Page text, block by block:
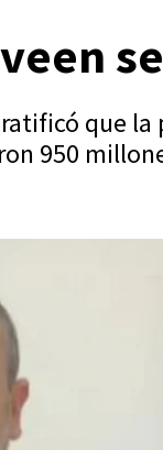
que
950